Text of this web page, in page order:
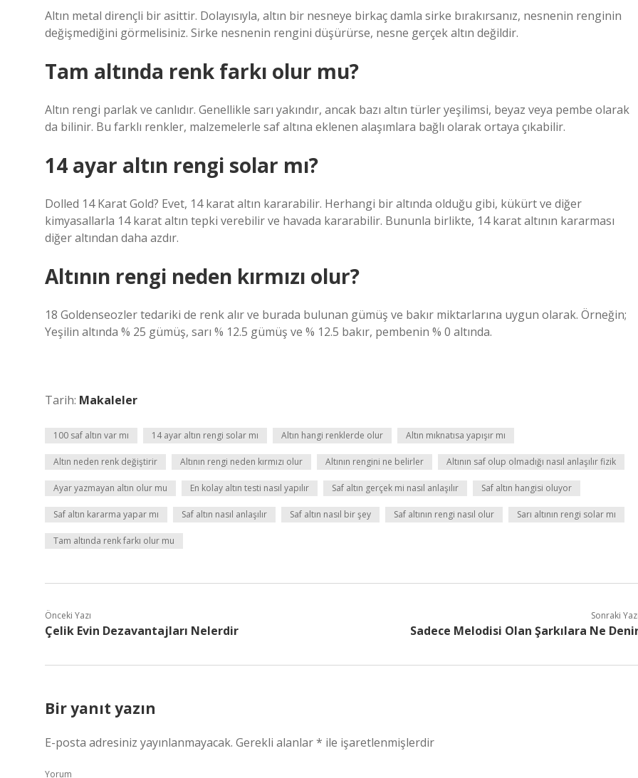
Altın metal dirençli bir asittir. Dolayısıyla, altın bir nesneye birkaç damla sirke bırakırsanız, nesnenin renginin
değişmediğini görmelisiniz. Sirke nesnenin rengini düşürürse, nesne gerçek altın değildir.
Tam altında renk farkı olur mu?
Altın rengi parlak ve canlıdır. Genellikle sarı yakındır, ancak bazı altın türler yeşilimsi, beyaz veya pembe olarak
da bilinir. Bu farklı renkler, malzemelerle saf altına eklenen alaşımlara bağlı olarak ortaya çıkabilir.
14 ayar altın rengi solar mı?
Dolled 14 Karat Gold? Evet, 14 karat altın kararabilir. Herhangi bir altında olduğu gibi, kükürt ve diğer
kimyasallarla 14 karat altın tepki verebilir ve havada kararabilir. Bununla birlikte, 14 karat altının kararması
diğer altından daha azdır.
Altının rengi neden kırmızı olur?
18 Goldenseozler tedariki de renk alır ve burada bulunan gümüş ve bakır miktarlarına uygun olarak. Örneğin;
Yeşilin altında % 25 gümüş, sarı % 12.5 gümüş ve % 12.5 bakır, pembenin % 0 altında.
Tarih: Makaleler
100 saf altın var mı 14 ayar altın rengi solar mı Altın hangi renklerde olur Altın mıknatısa yapışır mı
Altın neden renk değiştirir Altının rengi neden kırmızı olur Altının rengini ne belirler Altının saf olup olmadığı nasıl anlaşılır fizik
Ayar yazmayan altın olur mu En kolay altın testi nasıl yapılır Saf altın gerçek mi nasıl anlaşılır Saf altın hangisi oluyor
Saf altın kararma yapar mı Saf altın nasıl anlaşılır Saf altın nasıl bir şey Saf altının rengi nasıl olur Sarı altının rengi solar mı
Tam altında renk farkı olur mu
Önceki Yazı
Çelik Evin Dezavantajları Nelerdir
Sonraki
Sadece Melodisi Olan Şarkılara Ne
Bir yanıt yazın
E-posta adresiniz yayınlanmayacak. Gerekli alanlar* ile işaretlenmişlerdir
Yorum